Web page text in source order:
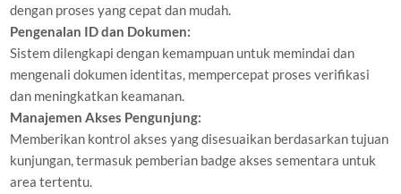
dengan proses yang cepat dan mudah.
Pengenalan ID dan Dokumen:
Sistem dilengkapi dengan kemampuan untuk memindai dan
mengenali dokumen identitas, mempercepat proses verifikasi
dan meningkatkan keamanan.
Manajemen Akses Pengunjung:
Memberikan kontrol akses yang disesuaikan berdasarkan tujuan
kunjungan, termasuk pemberian badge akses sementara untuk
area tertentu.